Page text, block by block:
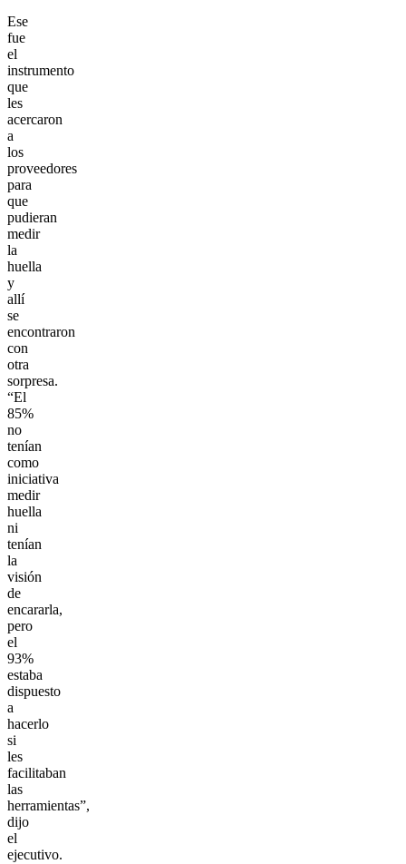
Ese
fue
el
instrumento
que
les
acercaron
a
los
proveedores
para
que
pudieran
medir
la
huella
y
allí
se
encontraron
con
otra
sorpresa.
“El
85%
no
tenían
como
iniciativa
medir
huella
ni
tenían
la
visión
de
encararla,
pero
el
93%
estaba
dispuesto
a
hacerlo
si
les
facilitaban
las
herramientas”,
dijo
el
ejecutivo.